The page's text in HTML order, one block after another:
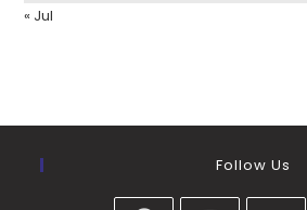
« Jul
Follow Us